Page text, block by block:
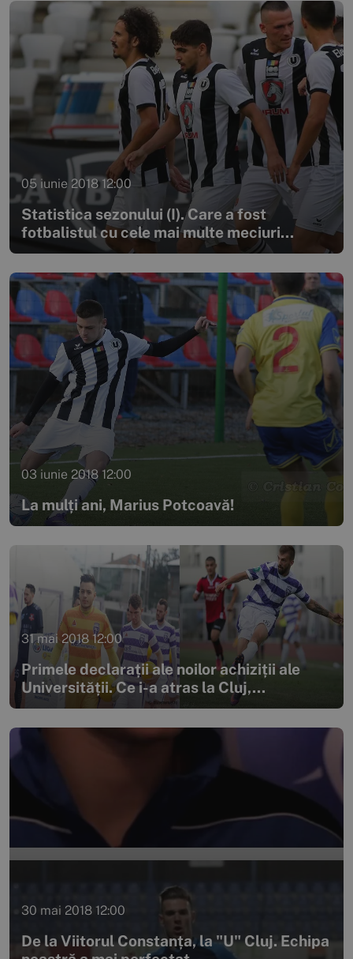
05 iunie 2018 12:00
Statistica sezonului (I). Care a fost
fotbalistul cu cele mai multe meciuri...
03 iunie 2018 12:00
La mulți ani, Marius Potcoavă!
31 mai 2018 12:00
Primele declarații ale noilor achiziții ale
Universității. Ce i-a atras la Cluj,...
30 mai 2018 12:00
De la Viitorul Constanța, la "U" Cluj. Echipa